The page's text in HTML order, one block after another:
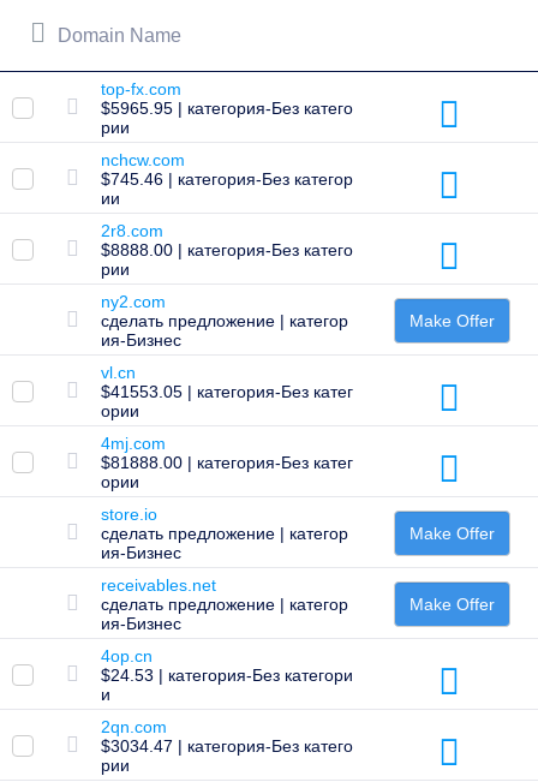
rights
reserved.
Домены
Найди
свой
Поиск
Поиск
доменов
Поиск
доменов
с
помощью
Массовый
поиск
доменов
Поиск
Расширенный
поиск
Перенос
доменов
Массовый
трансфер
доменов
Цены
на
домены
Продажа
доменных
имен
Инструменты
Поиск
Domain Name
top-fx.com
$5965.95 | категория-Без катего
рии
nchcw.com
$745.46 | категория-Без категор
ии
2r8.com
$8888.00 | категория-Без катего
рии
ny2.com
сделать предложение | категор
ия-Бизнес
Make Offer
vl.cn
$41553.05 | категория-Без катег
ории
4mj.com
$81888.00 | категория-Без катег
ории
store.io
сделать предложение | категор
ия-Бизнес
Make Offer
receivables.net
сделать предложение | категор
ия-Бизнес
Make Offer
4op.cn
$24.53 | категория-Без категори
и
2qn.com
$3034.47 | категория-Без катего
рии